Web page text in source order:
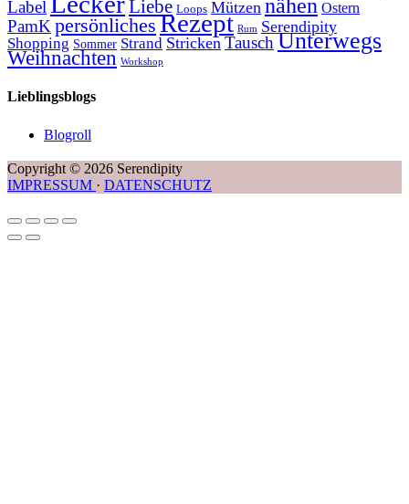
Label Liebe Loops Mützen nähen Ostern
PamKpersönliches Rezept Rum Serendipity
Shopping Sommer Strand Stricken TauschUnterwegs
Weihnachten Workshop
Lieblingsblogs
Blogroll
Copyright © 2026 Serendipity
IMPRESSUM · DATENSCHUTZ